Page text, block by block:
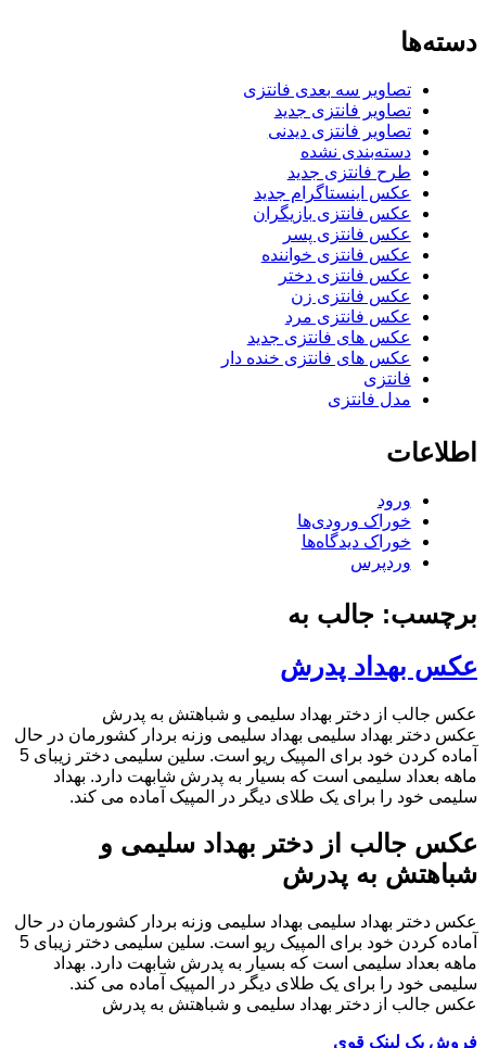
دسته‌ها
تصاویر سه بعدی فانتزی
تصاویر فانتزی جدید
تصاویر فانتزی دیدنی
دسته‌بندی نشده
طرح فانتزی جدید
عکس اینستاگرام جدید
عکس فانتزی بازیگران
عکس فانتزی پسر
عکس فانتزی خواننده
عکس فانتزی دختر
عکس فانتزی زن
عکس فانتزی مرد
عکس های فانتزی جدید
عکس های فانتزی خنده دار
فانتزی
مدل فانتزی
اطلاعات
ورود
خوراک ورودی‌ها
خوراک دیدگاه‌ها
وردپرس
برچسب: جالب به
عکس بهداد پدرش
عکس جالب از دختر بهداد سلیمی و شباهتش به پدرش
عکس دختر بهداد سلیمی بهداد سلیمی وزنه بردار کشورمان در حال
آماده کردن خود برای المپیک ریو است. سلین سلیمی دختر زیبای 5
ماهه بعداد سلیمی است که بسیار به پدرش شابهت دارد. بهداد
سلیمی خود را برای یک طلای دیگر در المپیک آماده می کند.
عکس جالب از دختر بهداد سلیمی و
شباهتش به پدرش
عکس دختر بهداد سلیمی بهداد سلیمی وزنه بردار کشورمان در حال
آماده کردن خود برای المپیک ریو است. سلین سلیمی دختر زیبای 5
ماهه بعداد سلیمی است که بسیار به پدرش شابهت دارد. بهداد
سلیمی خود را برای یک طلای دیگر در المپیک آماده می کند.
عکس جالب از دختر بهداد سلیمی و شباهتش به پدرش
فروش بک لینک قوی